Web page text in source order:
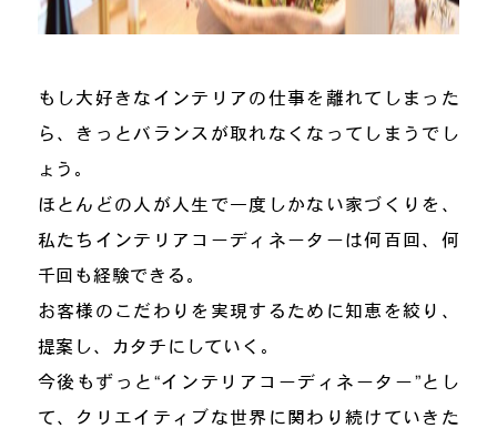
もし大好きなインテリアの仕事を離れてしまった
ら、きっとバランスが取れなくなってしまうでし
ょう。
ほとんどの人が人生で一度しかない家づくりを、
私たちインテリアコーディネーターは何百回、何
千回も経験できる。
お客様のこだわりを実現するために知恵を絞り、
提案し、カタチにしていく。
今後もずっと“インテリアコーディネーター”とし
て、クリエイティブな世界に関わり続けていきた